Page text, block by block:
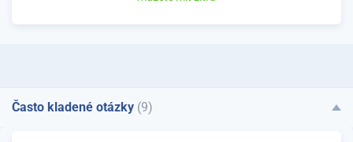
Často kladené otázky (9)